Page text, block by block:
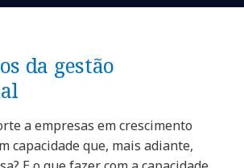
da gestão
a empresas em crescimento
capacidade que, mais adiante,